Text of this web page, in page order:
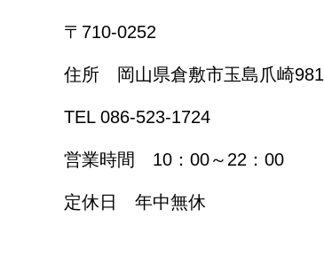
〒710-0252
住所 岡山県倉敷市玉島爪崎
TEL 086-523-1724
営業時間 10：00～22：00
定休日 年中無休